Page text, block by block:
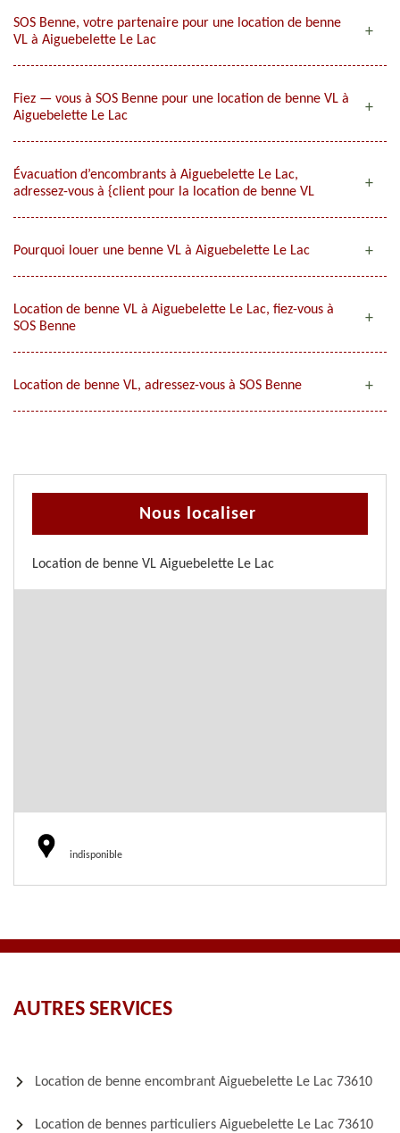
SOS Benne, votre partenaire pour une location de benne
VL à Aiguebelette Le Lac
Fiez — vous à SOS Benne pour une location de benne VL à
Aiguebelette Le Lac
Évacuation d’encombrants à Aiguebelette Le Lac,
adressez-vous à {client pour la location de benne VL
Pourquoi louer une benne VL à Aiguebelette Le Lac
Location de benne VL à Aiguebelette Le Lac, fiez-vous à
SOS Benne
Location de benne VL, adressez-vous à SOS Benne
Nous localiser
Location de benne VL Aiguebelette Le Lac
indisponible
AUTRES SERVICES
Location de benne encombrant Aiguebelette Le Lac 73610
Location de bennes particuliers Aiguebelette Le Lac 73610